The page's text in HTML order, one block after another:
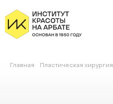
Главная Пластическая хирургия